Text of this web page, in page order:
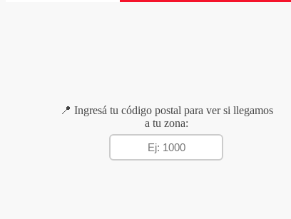
📍 Ingresá tu código postal para ver si llegamos
a tu zona: